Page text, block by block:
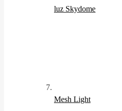
luz Skydome
Mesh Light